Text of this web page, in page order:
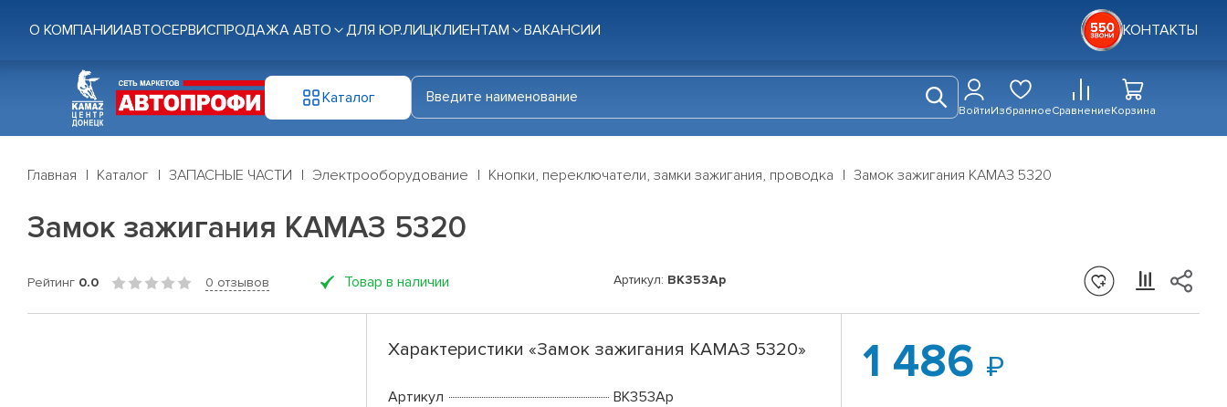
О КОМПАНИИАВТОСЕРВИСПРОДАЖА АВТО ДЛЯ ЮР.ЛИЦКЛИЕНТАМ ВАКАНСИИ КОНТАКТЫ
Каталог
ВойтиИзбранноеСравнениеКорзина
Главная Каталог ЗАПАСНЫЕ ЧАСТИ Электрооборудование Кнопки, переключатели, замки зажигания, проводка Замок зажигания КАМАЗ 5320
Замок зажигания КАМАЗ 5320
Рейтинг 0.0 0 отзывов Товар в наличии Артикул: ВК353Ар
Характеристики «Замок зажигания КАМАЗ 5320»
Артикул
ВК353Ар
1 486